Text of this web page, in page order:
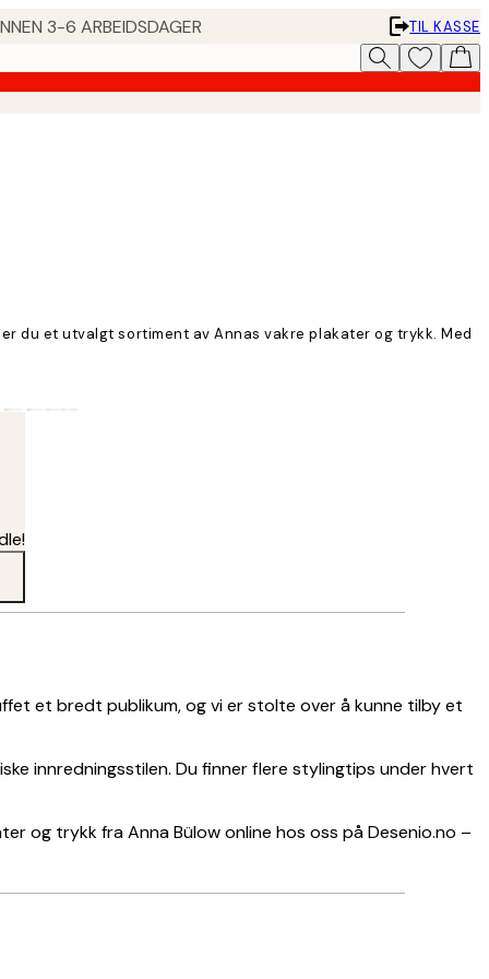
3-6 ARBEIDSDAGER
TIL KASSE
du et utvalgt sortiment av Annas vakre plakater og trykk. Med
et bredt publikum, og vi er stolte over å kunne tilby et
innredningsstilen. Du finner flere stylingtips under hvert
og trykk fra Anna Bülow online hos oss på Desenio.no –